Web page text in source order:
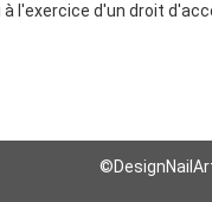
l'exercice d'un droit